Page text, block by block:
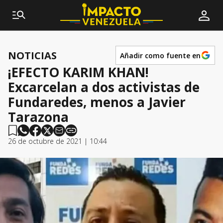
NOTICIAS Añadir como fuente en
¡EFECTO KARIM KHAN!
Excarcelan a dos activistas de
Fundaredes, menos a Javier
Tarazona
26 de octubre de 2021 | 10:44